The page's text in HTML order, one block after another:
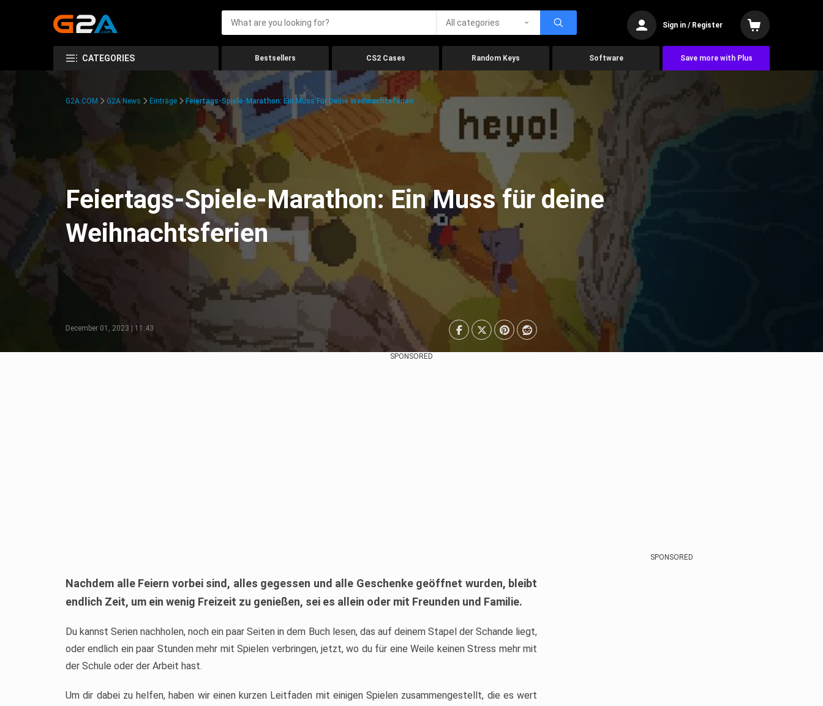
All categories Sign in / Register
CATEGORIES Bestsellers CS2 Cases Random Keys Software Save more with Plus
G2A.COM G2A News Einträge Feiertags-Spiele-Marathon: Ein Muss Für Deine Weihnachtsferien
Feiertags-Spiele-Marathon: Ein Muss für deine
Weihnachtsferien
December 01, 2023 | 11:43
SPONSORED
Nachdem alle Feiern vorbei sind, alles gegessen und alle Geschenke geöffnet wurden, bleibt
endlich Zeit, um ein wenig Freizeit zu genießen, sei es allein oder mit Freunden und Familie.
Du kannst Serien nachholen, noch ein paar Seiten in dem Buch lesen, das auf deinem Stapel der Schande liegt,
oder endlich ein paar Stunden mehr mit Spielen verbringen, jetzt, wo du für eine Weile keinen Stress mehr mit
der Schule oder der Arbeit hast.
Um dir dabei zu helfen, haben wir einen kurzen Leitfaden mit einigen Spielen zusammengestellt, die es wert
SPONSORED